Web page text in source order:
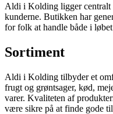
Aldi i Kolding ligger
kunderne. Butikken har
for folk at handle både i
Sortiment
Aldi i Kolding tilbyder et
frugt og grøntsager, kød,
varer. Kvaliteten af
være sikre på at finde gode